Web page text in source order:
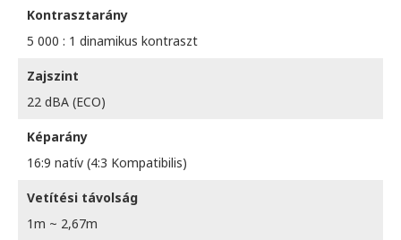
Kontrasztarány
5 000 : 1 dinamikus kontraszt
Zajszint
22 dBA (ECO)
Képarány
16:9 natív (4:3 Kompatibilis)
Vetítési távolság
1m ~ 2,67m